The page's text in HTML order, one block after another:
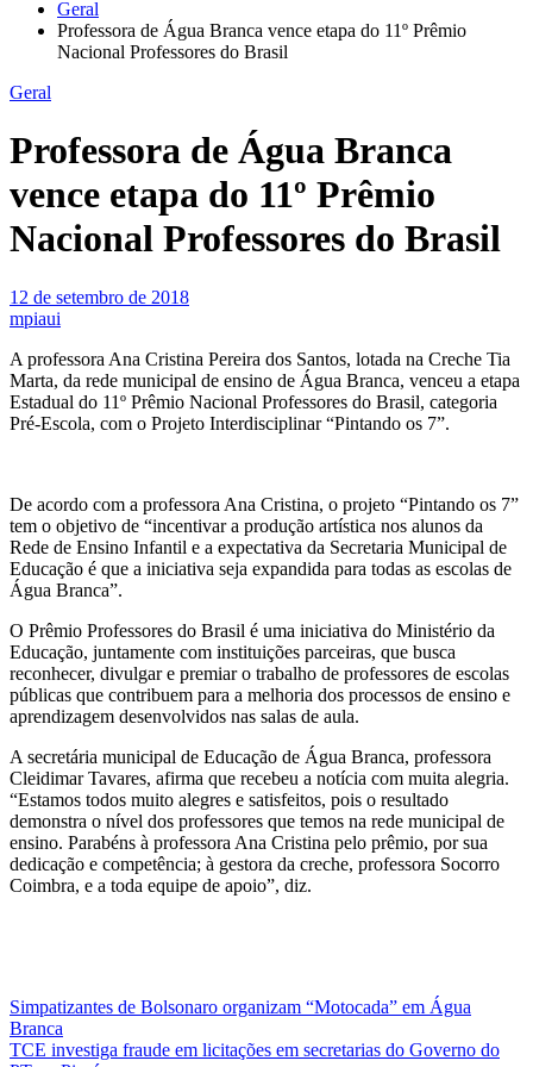
Geral
Professora de Água Branca vence etapa do 11º Prêmio
Nacional Professores do Brasil
Geral
Professora de Água Branca
vence etapa do 11º Prêmio
Nacional Professores do Brasil
12 de setembro de 2018
mpiaui
A professora Ana Cristina Pereira dos Santos, lotada na Creche Tia
Marta, da rede municipal de ensino de Água Branca, venceu a etapa
Estadual do 11º Prêmio Nacional Professores do Brasil, categoria
Pré-Escola, com o Projeto Interdisciplinar “Pintando os 7”.
De acordo com a professora Ana Cristina, o projeto “Pintando os 7”
tem o objetivo de “incentivar a produção artística nos alunos da
Rede de Ensino Infantil e a expectativa da Secretaria Municipal de
Educação é que a iniciativa seja expandida para todas as escolas de
Água Branca”.
O Prêmio Professores do Brasil é uma iniciativa do Ministério da
Educação, juntamente com instituições parceiras, que busca
reconhecer, divulgar e premiar o trabalho de professores de escolas
públicas que contribuem para a melhoria dos processos de ensino e
aprendizagem desenvolvidos nas salas de aula.
A secretária municipal de Educação de Água Branca, professora
Cleidimar Tavares, afirma que recebeu a notícia com muita alegria.
“Estamos todos muito alegres e satisfeitos, pois o resultado
demonstra o nível dos professores que temos na rede municipal de
ensino. Parabéns à professora Ana Cristina pelo prêmio, por sua
dedicação e competência; à gestora da creche, professora Socorro
Coimbra, e a toda equipe de apoio”, diz.
Navegação
de
Simpatizantes de Bolsonaro organizam “Motocada” em Água
Branca
TCE investiga fraude em licitações em secretarias do Governo do